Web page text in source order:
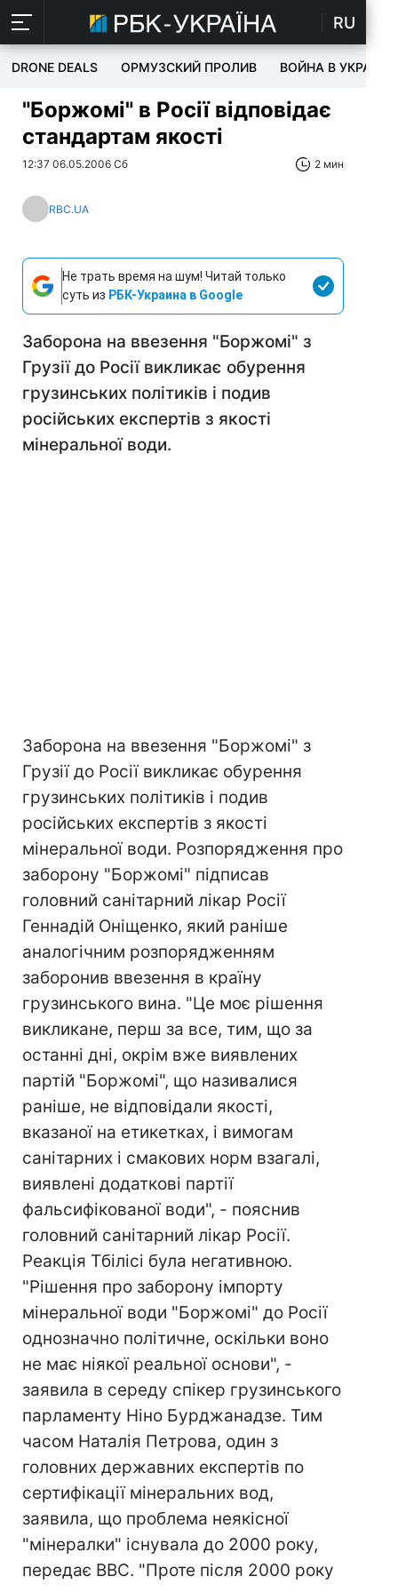
RU
DRONE DEALS ОРМУЗСКИЙ ПРОЛИВ ВОЙНА В УКРАИНЕ
"Боржомі" в Росії відповідає
стандартам якості
12:37 06.05.2006 Сб 2 мин
RBC.UA
Не трать время на шум! Читай только
суть из РБК-Украина в Google
Заборона на ввезення "Боржомі" з
Грузії до Росії викликає обурення
грузинських політиків і подив
російських експертів з якості
мінеральної води.
Заборона на ввезення "Боржомі" з
Грузії до Росії викликає обурення
грузинських політиків і подив
російських експертів з якості
мінеральної води. Розпорядження про
заборону "Боржомі" підписав
головний санітарний лікар Росії
Геннадій Оніщенко, який раніше
аналогічним розпорядженням
заборонив ввезення в країну
грузинського вина. "Це моє рішення
викликане, перш за все, тим, що за
останні дні, окрім вже виявлених
партій "Боржомі", що називалися
раніше, не відповідали якості,
вказаної на етикетках, і вимогам
санітарних і смакових норм взагалі,
виявлені додаткові партії
фальсифікованої води", - пояснив
головний санітарний лікар Росії.
Реакція Тбілісі була негативною.
"Рішення про заборону імпорту
мінеральної води "Боржомі" до Росії
однозначно політичне, оскільки воно
не має ніякої реальної основи", -
заявила в середу спікер грузинського
парламенту Ніно Бурджанадзе. Тим
часом Наталія Петрова, один з
головних державних експертів по
сертифікації мінеральних вод,
заявила, що проблема неякісної
"мінералки" існувала до 2000 року,
передає ВВС. "Проте після 2000 року